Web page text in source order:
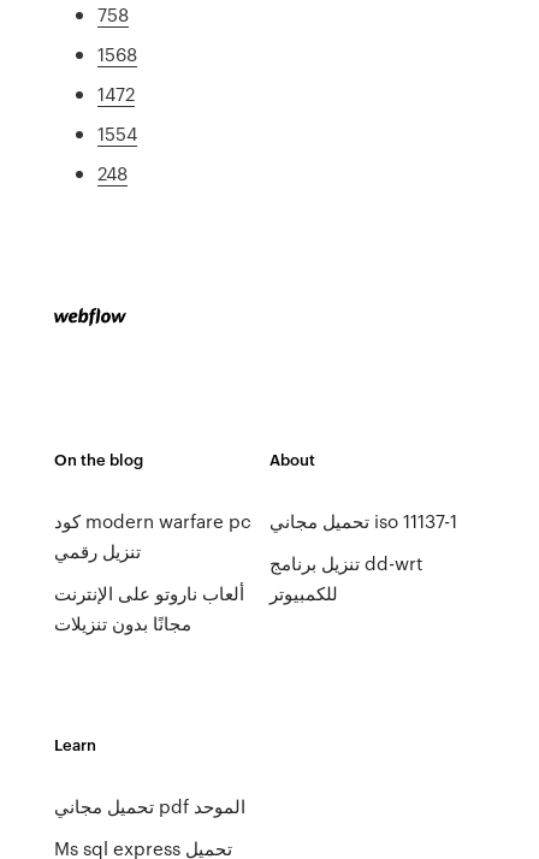
758
1568
1472
1554
248
On the blog
كود modern warfare pc
تنزيل رقمي
ألعاب ناروتو على الإنترنت
مجانًا بدون تنزيلات
About
تحميل مجاني iso 11137-1
تنزيل برنامج dd-wrt
للكمبيوتر
Learn
تحميل مجاني pdf الموحد
Ms sql express تحميل